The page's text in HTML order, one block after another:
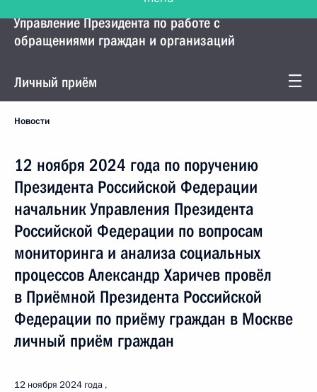
Управление Президента по работе с
обращениями граждан и организаций
Личный приём
Новости
12 ноября 2024 года по поручению
Президента Российской Федерации
начальник Управления Президента
Российской Федерации по вопросам
мониторинга и анализа социальных
процессов Александр Харичев провёл
в Приёмной Президента Российской
Федерации по приёму граждан в Москве
личный приём граждан
12 ноября 2024 года